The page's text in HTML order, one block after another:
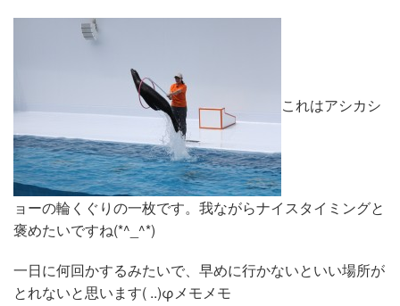
これはアシカシ
ョーの輪くぐりの一枚です。我ながらナイスタイミングと
褒めたいですね(*^_^*)
一日に何回かするみたいで、早めに行かないといい場所が
とれないと思います( ..)φメモメモ